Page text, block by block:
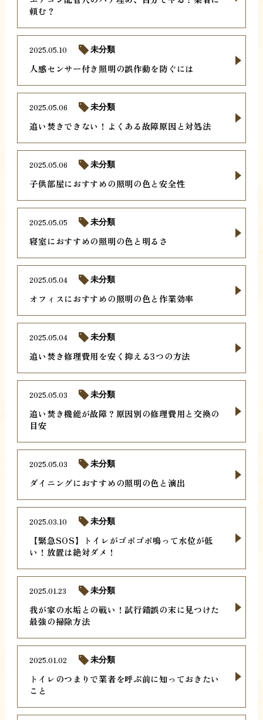
頼む？
人感センサー付き照明の誤作動を防ぐには
2025.05.10 未分類
追い焚きできない！よくある故障原因と対処法
2025.05.06 未分類
子供部屋におすすめの照明の色と安全性
2025.05.06 未分類
寝室におすすめの照明の色と明るさ
2025.05.05 未分類
オフィスにおすすめの照明の色と作業効率
2025.05.04 未分類
追い焚き修理費用を安く抑える3つの方法
2025.05.04 未分類
追い焚き機能が故障？原因別の修理費用と交換の
目安
2025.05.03 未分類
ダイニングにおすすめの照明の色と演出
2025.05.03 未分類
【緊急SOS】トイレがゴボゴボ鳴って水位が低
い！放置は絶対ダメ！
2025.03.10 未分類
我が家の水垢との戦い！試行錯誤の末に見つけた
最強の掃除方法
2025.01.23 未分類
トイレのつまりで業者を呼ぶ前に知っておきたい
こと
2025.01.02 未分類